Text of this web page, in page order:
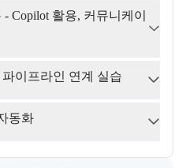
Copilot 활용, 커뮤니케이
파이프라인 연계 실습
동화